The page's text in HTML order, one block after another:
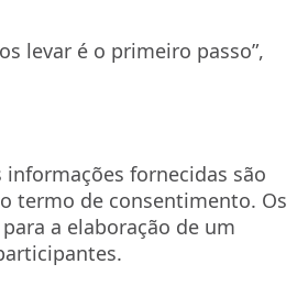
levar é o primeiro passo”,
fornecidas são
termo de consentimento. Os
a elaboração de um